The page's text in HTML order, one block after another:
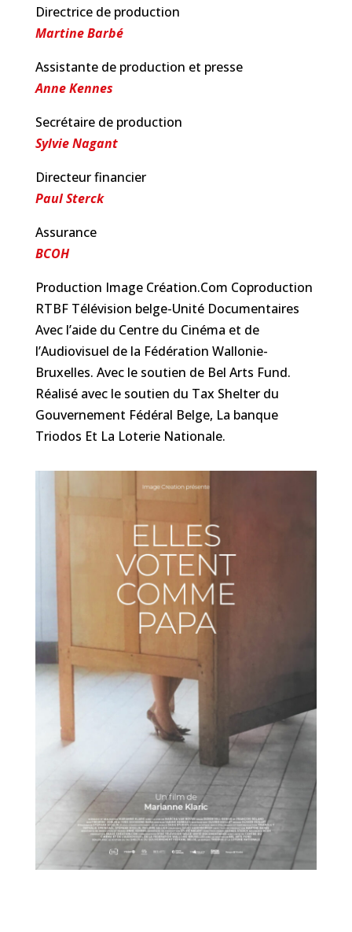
Directrice de production
Martine Barbé
Assistante de production et presse
Anne Kennes
Secrétaire de production
Sylvie Nagant
Directeur financier
Paul Sterck
Assurance
BCOH
Production Image Création.Com Coproduction
RTBF Télévision belge-Unité Documentaires
Avec l’aide du Centre du Cinéma et de
l’Audiovisuel de la Fédération Wallonie-
Bruxelles. Avec le soutien de Bel Arts Fund.
Réalisé avec le soutien du Tax Shelter du
Gouvernement Fédéral Belge, La banque
Triodos Et La Loterie Nationale.